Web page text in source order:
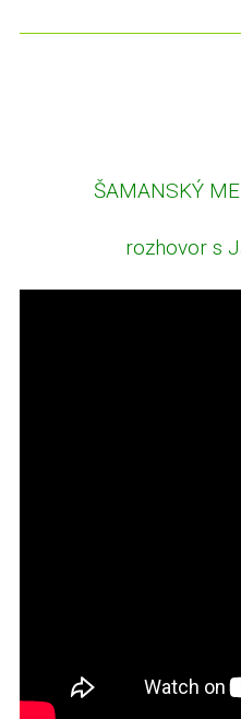
ŠAMANSKÝ
rozhovor s